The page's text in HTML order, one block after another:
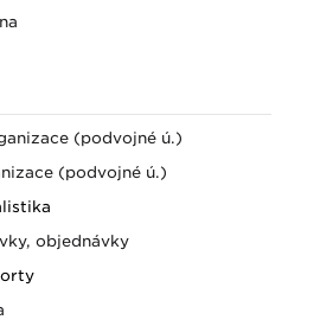
(podvojné ú.)
(podvojné ú.)
objednávky